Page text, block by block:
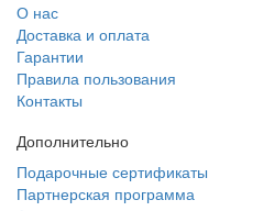
О нас
Доставка и оплата
Гарантии
Правила пользования
Контакты
Дополнительно
Подарочные сертификаты
Партнерская программа